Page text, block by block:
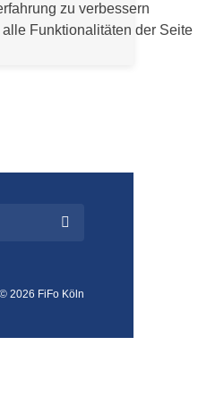
© 2026 FiFo Köln
zu verbessern
Funktionalitäten der Seite